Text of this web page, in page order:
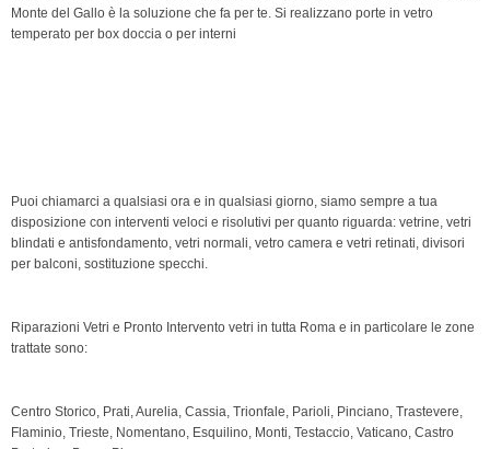
Monte del Gallo è la soluzione che fa per te. Si realizzano porte in vetro
temperato per box doccia o per interni
Puoi chiamarci a qualsiasi ora e in qualsiasi giorno, siamo sempre a tua
disposizione con interventi veloci e risolutivi per quanto riguarda: vetrine, vetri
blindati e antisfondamento, vetri normali, vetro camera e vetri retinati, divisori
per balconi, sostituzione specchi.
Riparazioni Vetri e Pronto Intervento vetri in tutta Roma e in particolare le zone
trattate sono:
Centro Storico, Prati, Aurelia, Cassia, Trionfale, Parioli, Pinciano, Trastevere,
Flaminio, Trieste, Nomentano, Esquilino, Monti, Testaccio, Vaticano, Castro